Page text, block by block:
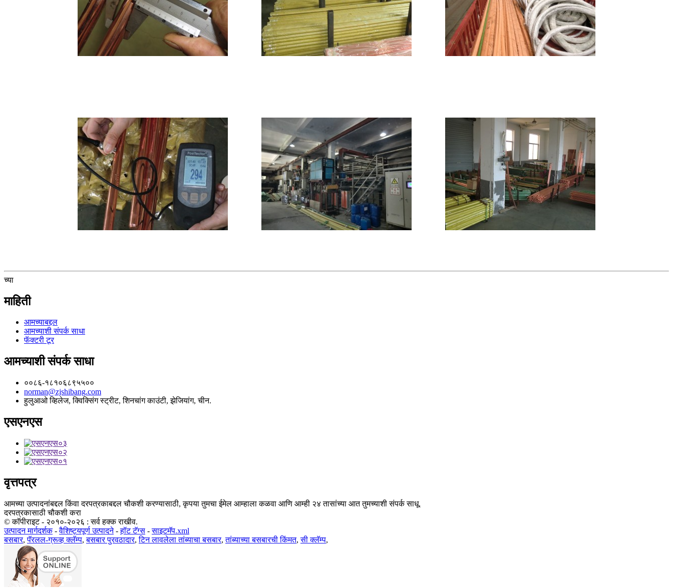
च्या
माहिती
आमच्याबद्दल
आमच्याशी संपर्क साधा
फॅक्टरी टूर
आमच्याशी संपर्क साधा
००८६-१८१०६८९५५००
norman@zjshibang.com
हुलुआओ व्हिलेज, क्विक्सिंग स्ट्रीट, शिनचांग काउंटी, झेजियांग, चीन.
एसएनएस
वृत्तपत्र
आमच्या उत्पादनांबद्दल किंवा दरपत्रकाबद्दल चौकशी करण्यासाठी, कृपया तुमचा ईमेल आम्हाला कळवा आणि आम्ही २४ तासांच्या आत तुमच्याशी संपर्क साधू.
दरपत्रकासाठी चौकशी करा
© कॉपीराइट - २०१०-२०२६ : सर्व हक्क राखीव.
उत्पादन मार्गदर्शक-वैशिष्ट्यपूर्ण उत्पादने-हॉट टॅग्स -साइटमॅप.xml
बसबार,पॅरलल-ग्रूव्ह क्लॅम्प,बसबार पुरवठादार,टिन लावलेला तांब्याचा बसबार,तांब्याच्या बसबारची किंमत,सी क्लॅम्प,